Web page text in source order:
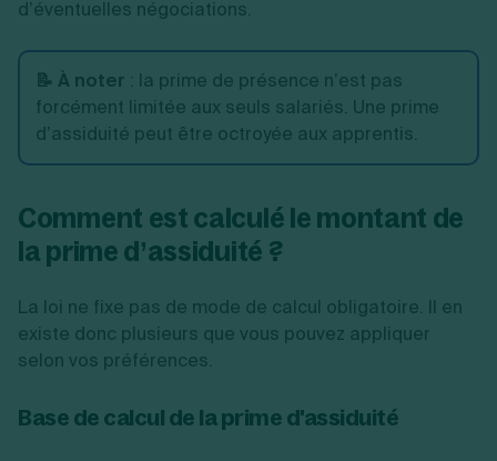
d’éventuelles négociations.
📝 À noter : la prime de présence n’est pas
forcément limitée aux seuls salariés. Une prime
d’assiduité peut être octroyée aux apprentis.
Comment est calculé le montant de
la prime d’assiduité ?
La loi ne fixe pas de mode de calcul obligatoire. Il en
existe donc plusieurs que vous pouvez appliquer
selon vos préférences.
Base de calcul de la prime d'assiduité